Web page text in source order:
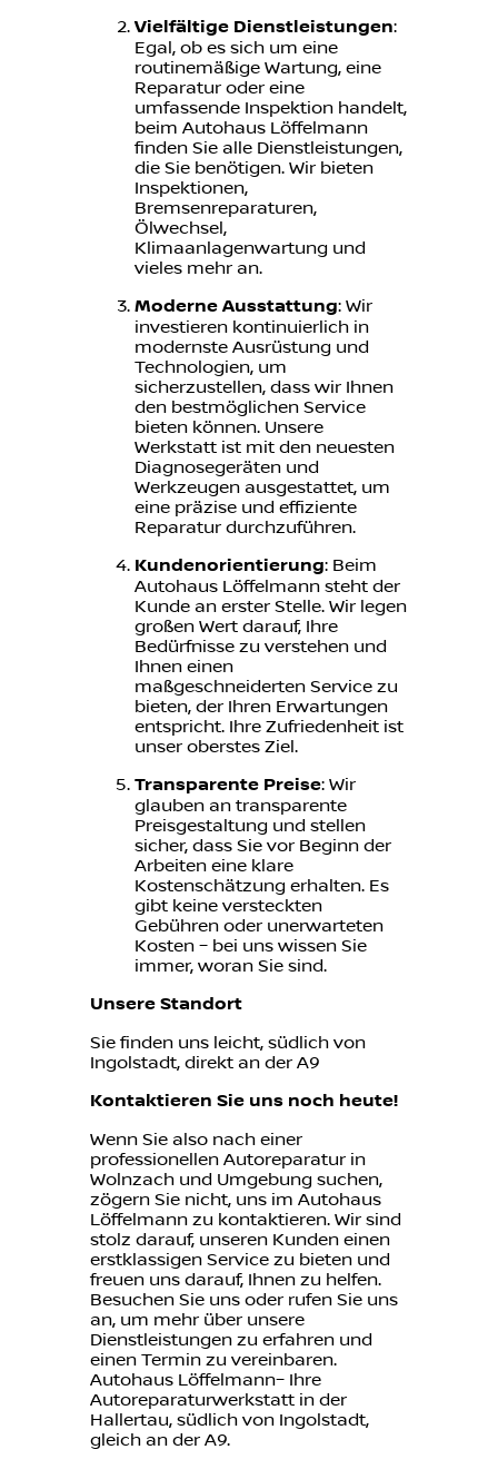
Vielfältige Dienstleistungen:
Egal, ob es sich um eine
routinemäßige Wartung, eine
Reparatur oder eine
umfassende Inspektion handelt,
beim Autohaus Löffelmann
finden Sie alle Dienstleistungen,
die Sie benötigen. Wir bieten
Inspektionen,
Bremsenreparaturen,
Ölwechsel,
Klimaanlagenwartung und
vieles mehr an.
Moderne Ausstattung: Wir
investieren kontinuierlich in
modernste Ausrüstung und
Technologien, um
sicherzustellen, dass wir Ihnen
den bestmöglichen Service
bieten können. Unsere
Werkstatt ist mit den neuesten
Diagnosegeräten und
Werkzeugen ausgestattet, um
eine präzise und effiziente
Reparatur durchzuführen.
Kundenorientierung: Beim
Autohaus Löffelmann steht der
Kunde an erster Stelle. Wir legen
großen Wert darauf, Ihre
Bedürfnisse zu verstehen und
Ihnen einen
maßgeschneiderten Service zu
bieten, der Ihren Erwartungen
entspricht. Ihre Zufriedenheit ist
unser oberstes Ziel.
Transparente Preise: Wir
glauben an transparente
Preisgestaltung und stellen
sicher, dass Sie vor Beginn der
Arbeiten eine klare
Kostenschätzung erhalten. Es
gibt keine versteckten
Gebühren oder unerwarteten
Kosten – bei uns wissen Sie
immer, woran Sie sind.
Unsere Standort
Sie finden uns leicht, südlich von
Ingolstadt, direkt an der A9
Kontaktieren Sie uns noch heute!
Wenn Sie also nach einer
professionellen Autoreparatur in
Wolnzach und Umgebung suchen,
zögern Sie nicht, uns im Autohaus
Löffelmann zu kontaktieren. Wir sind
stolz darauf, unseren Kunden einen
erstklassigen Service zu bieten und
freuen uns darauf, Ihnen zu helfen.
Besuchen Sie uns oder rufen Sie uns
an, um mehr über unsere
Dienstleistungen zu erfahren und
einen Termin zu vereinbaren.
Autohaus Löffelmann– Ihre
Autoreparaturwerkstatt in der
Hallertau, südlich von Ingolstadt,
gleich an der A9.